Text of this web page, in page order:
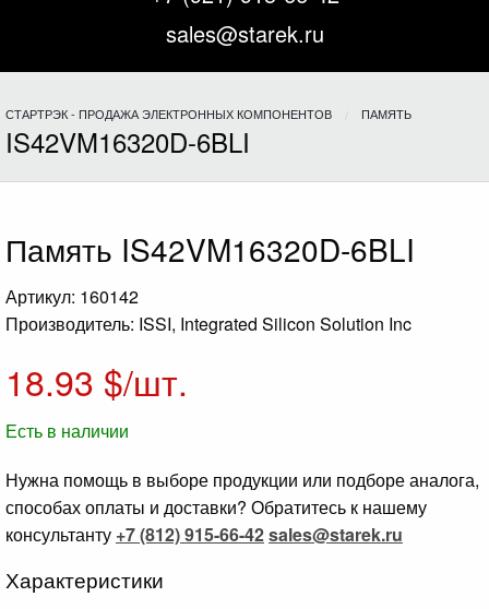
sales@starek.ru
СТАРТРЭК - ПРОДАЖА ЭЛЕКТРОННЫХ КОМПОНЕНТОВ ПАМЯТЬ
IS42VM16320D-6BLI
Память IS42VM16320D-6BLI
Артикул: 160142
Производитель: ISSI, Integrated Silicon Solution Inc
18.93 $/шт.
Есть в наличии
Нужна помощь в выборе продукции или подборе аналога,
способах оплаты и доставки? Обратитесь к нашему
консультанту +7 (812) 915-66-42sales@starek.ru
Характеристики